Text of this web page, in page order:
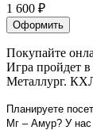
1 600 ₽
Оформить
Покупайте
Игра пройдет
Металлург.
Планируете
Мг – Амур? У